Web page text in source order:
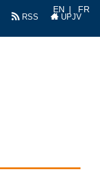
RSS UPJV
EN FR